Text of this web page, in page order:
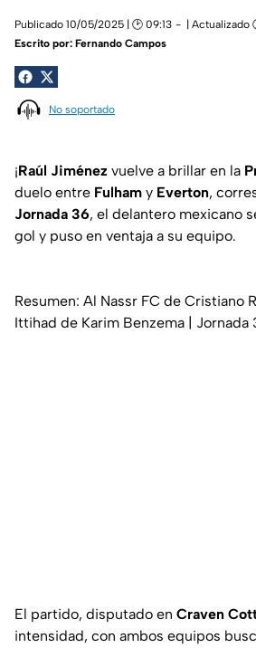
Publicado 10/05/2025 | 🕑 09:13 | Actualizado
Escrito por: Fernando Campos
No soportado
¡Raúl Jiménez vuelve a brillar en la
duelo entre Fulham y Everton,
Jornada 36, el delantero mexicano
gol y puso en ventaja a su equipo.
Resumen: Al Nassr FC de Cristiano
Ittihad de Karim Benzema | Jornada
El partido, disputado en Craven
intensidad, con ambos equipos